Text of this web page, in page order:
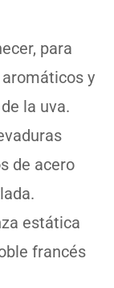
para
y
la uva.
de acero
estática
francés